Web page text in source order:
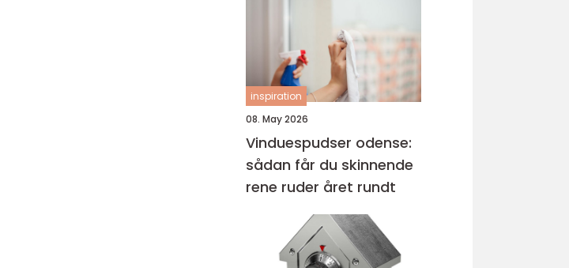
inspiration
08. May 2026
Vinduespudser odense:
sådan får du skinnende
rene ruder året rundt